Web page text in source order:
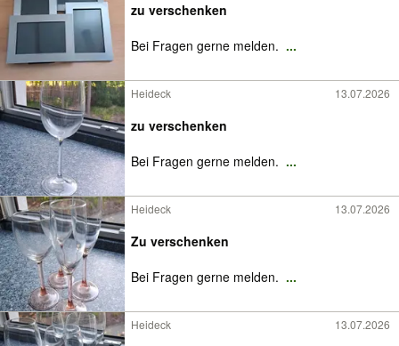
zu verschenken
Bei Fragen gerne melden. ...
Heideck 13.07.2026
zu verschenken
Bei Fragen gerne melden. ...
Heideck 13.07.2026
Zu verschenken
Bei Fragen gerne melden. ...
Heideck 13.07.2026